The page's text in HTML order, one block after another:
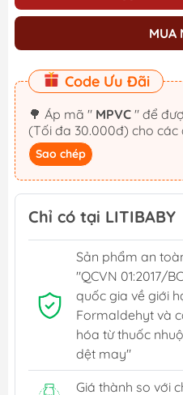
MUA
Code Ưu Đãi
🌳 Áp mã " MPVC " để
(Tối đa 30.000đ) cho
Sao chép
Chỉ có tại LITIBABY
Sản phẩm an
"QCVN 01:2017/
quốc gia về giới
Formaldehyt và
hóa từ thuốc
dệt may"
Giá thành so với